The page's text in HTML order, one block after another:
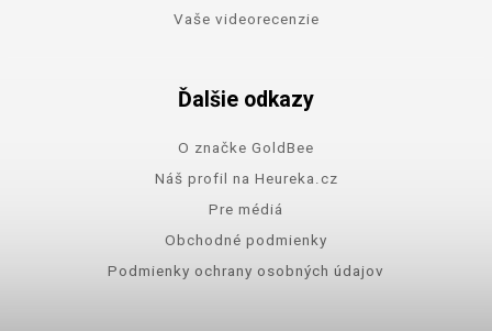
Vaše videorecenzie
Ďalšie odkazy
O značke GoldBee
Náš profil na Heureka.cz
Pre médiá
Obchodné podmienky
Podmienky ochrany osobných údajov